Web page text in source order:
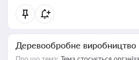
Деревообробне виробництво